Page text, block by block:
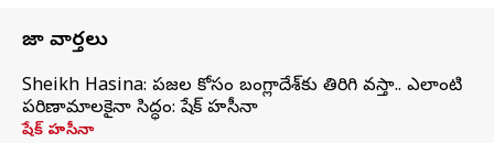
తాజా వార్తలు
Sheikh Hasina: ప్రజల కోసం బంగ్లాదేశ్‌కు తిరిగి వస్తా.. ఎలాంటి
పరిణామాలకైనా సిద్ధం: షేక్ హసీనా
షేక్ హసీనా